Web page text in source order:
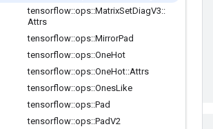
tensorflow::ops::MatrixSetDiagV3::
Attrs
tensorflow::ops::MirrorPad
tensorflow::ops::OneHot
tensorflow::ops::OneHot::Attrs
tensorflow::ops::OnesLike
tensorflow::ops::Pad
tensorflow::ops::PadV2